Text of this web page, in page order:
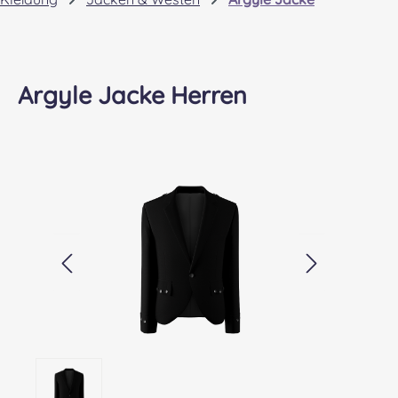
Argyle Jacke Herren